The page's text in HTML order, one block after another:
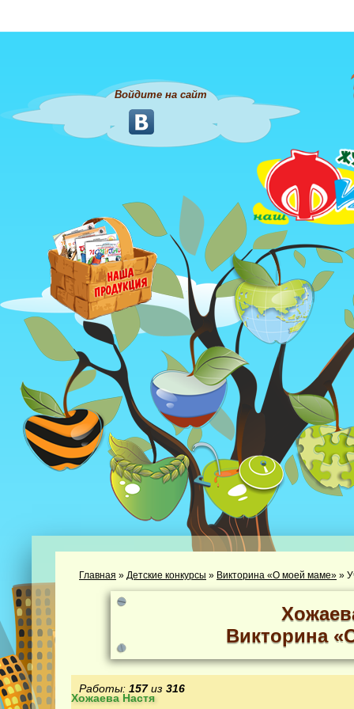
Войдите на сайт
Главная » Детские конкурсы » Викторина «О моей маме» »
Викторина
Работы: 157из 316
Хожаева Настя